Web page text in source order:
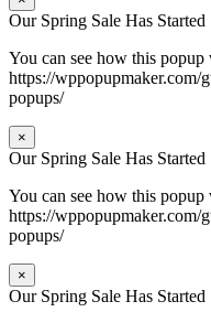
Our Spring Sale Has Started
You can see how this popup
https://wppopupmaker.com/
popups/
×
Our Spring Sale Has Started
You can see how this popup
https://wppopupmaker.com/
popups/
×
Our Spring Sale Has Started